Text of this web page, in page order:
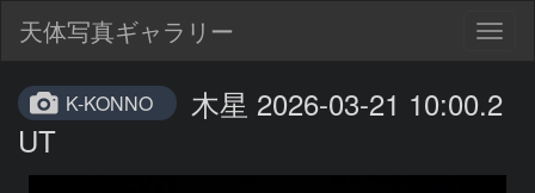
天体写真ギャラリー
K-KONNO
木星 2026-03-21 10:00.2
UT